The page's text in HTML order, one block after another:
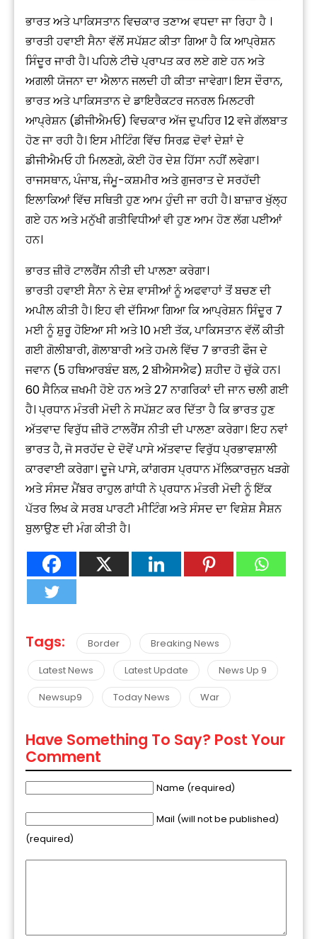
ਭਾਰਤ ਅਤੇ ਪਾਕਿਸਤਾਨ ਵਿਚਕਾਰ ਤਣਾਅ ਵਧਦਾ ਜਾ ਰਿਹਾ ਹੈ ।
ਭਾਰਤੀ ਹਵਾਈ ਸੈਨਾ ਵੱਲੋਂ ਸਪੱਸ਼ਟ ਕੀਤਾ ਗਿਆ ਹੈ ਕਿ ਆਪ੍ਰੇਸ਼ਨ
ਸਿੰਦੂਰ ਜਾਰੀ ਹੈ। ਪਹਿਲੇ ਟੀਚੇ ਪ੍ਰਾਪਤ ਕਰ ਲਏ ਗਏ ਹਨ ਅਤੇ
ਅਗਲੀ ਯੋਜਨਾ ਦਾ ਐਲਾਨ ਜਲਦੀ ਹੀ ਕੀਤਾ ਜਾਵੇਗਾ। ਇਸ ਦੌਰਾਨ,
ਭਾਰਤ ਅਤੇ ਪਾਕਿਸਤਾਨ ਦੇ ਡਾਇਰੈਕਟਰ ਜਨਰਲ ਮਿਲਟਰੀ
ਆਪ੍ਰੇਸ਼ਨ (ਡੀਜੀਐਮਓ) ਵਿਚਕਾਰ ਅੱਜ ਦੁਪਹਿਰ 12 ਵਜੇ ਗੱਲਬਾਤ
ਹੋਣ ਜਾ ਰਹੀ ਹੈ। ਇਸ ਮੀਟਿੰਗ ਵਿੱਚ ਸਿਰਫ਼ ਦੋਵਾਂ ਦੇਸ਼ਾਂ ਦੇ
ਡੀਜੀਐਮਓ ਹੀ ਮਿਲਣਗੇ, ਕੋਈ ਹੋਰ ਦੇਸ਼ ਹਿੱਸਾ ਨਹੀਂ ਲਵੇਗਾ।
ਰਾਜਸਥਾਨ, ਪੰਜਾਬ, ਜੰਮੂ-ਕਸ਼ਮੀਰ ਅਤੇ ਗੁਜਰਾਤ ਦੇ ਸਰਹੱਦੀ
ਇਲਾਕਿਆਂ ਵਿੱਚ ਸਥਿਤੀ ਹੁਣ ਆਮ ਹੁੰਦੀ ਜਾ ਰਹੀ ਹੈ। ਬਾਜ਼ਾਰ ਖੁੱਲ੍ਹ
ਗਏ ਹਨ ਅਤੇ ਮਨੁੱਖੀ ਗਤੀਵਿਧੀਆਂ ਵੀ ਹੁਣ ਆਮ ਹੋਣ ਲੱਗ ਪਈਆਂ
ਹਨ।
ਭਾਰਤ ਜ਼ੀਰੋ ਟਾਲਰੈਂਸ ਨੀਤੀ ਦੀ ਪਾਲਣਾ ਕਰੇਗਾ।
ਭਾਰਤੀ ਹਵਾਈ ਸੈਨਾ ਨੇ ਦੇਸ਼ ਵਾਸੀਆਂ ਨੂੰ ਅਫਵਾਹਾਂ ਤੋਂ ਬਚਣ ਦੀ
ਅਪੀਲ ਕੀਤੀ ਹੈ। ਇਹ ਵੀ ਦੱਸਿਆ ਗਿਆ ਕਿ ਆਪ੍ਰੇਸ਼ਨ ਸਿੰਦੂਰ 7
ਮਈ ਨੂੰ ਸ਼ੁਰੂ ਹੋਇਆ ਸੀ ਅਤੇ 10 ਮਈ ਤੱਕ, ਪਾਕਿਸਤਾਨ ਵੱਲੋਂ ਕੀਤੀ
ਗਈ ਗੋਲੀਬਾਰੀ, ਗੋਲਾਬਾਰੀ ਅਤੇ ਹਮਲੇ ਵਿੱਚ 7 ​​ਭਾਰਤੀ ਫੌਜ ਦੇ
ਜਵਾਨ (5 ਹਥਿਆਰਬੰਦ ਬਲ, 2 ਬੀਐਸਐਫ) ਸ਼ਹੀਦ ਹੋ ਚੁੱਕੇ ਹਨ।
60 ਸੈਨਿਕ ਜ਼ਖਮੀ ਹੋਏ ਹਨ ਅਤੇ 27 ਨਾਗਰਿਕਾਂ ਦੀ ਜਾਨ ਚਲੀ ਗਈ
ਹੈ। ਪ੍ਰਧਾਨ ਮੰਤਰੀ ਮੋਦੀ ਨੇ ਸਪੱਸ਼ਟ ਕਰ ਦਿੱਤਾ ਹੈ ਕਿ ਭਾਰਤ ਹੁਣ
ਅੱਤਵਾਦ ਵਿਰੁੱਧ ਜ਼ੀਰੋ ਟਾਲਰੈਂਸ ਨੀਤੀ ਦੀ ਪਾਲਣਾ ਕਰੇਗਾ। ਇਹ ਨਵਾਂ
ਭਾਰਤ ਹੈ, ਜੋ ਸਰਹੱਦ ਦੇ ਦੋਵੇਂ ਪਾਸੇ ਅੱਤਵਾਦ ਵਿਰੁੱਧ ਪ੍ਰਭਾਵਸ਼ਾਲੀ
ਕਾਰਵਾਈ ਕਰੇਗਾ। ਦੂਜੇ ਪਾਸੇ, ਕਾਂਗਰਸ ਪ੍ਰਧਾਨ ਮੱਲਿਕਾਰਜੁਨ ਖੜਗੇ
ਅਤੇ ਸੰਸਦ ਮੈਂਬਰ ਰਾਹੁਲ ਗਾਂਧੀ ਨੇ ਪ੍ਰਧਾਨ ਮੰਤਰੀ ਮੋਦੀ ਨੂੰ ਇੱਕ
ਪੱਤਰ ਲਿਖ ਕੇ ਸਰਬ ਪਾਰਟੀ ਮੀਟਿੰਗ ਅਤੇ ਸੰਸਦ ਦਾ ਵਿਸ਼ੇਸ਼ ਸੈਸ਼ਨ
ਬੁਲਾਉਣ ਦੀ ਮੰਗ ਕੀਤੀ ਹੈ।
Tags: Border
Breaking News
Latest News
Latest Update
News Up 9
Newsup9
Today News War
Have Something To Say? Post Your
Comment
Name (required)
Mail (will not be published)
(required)